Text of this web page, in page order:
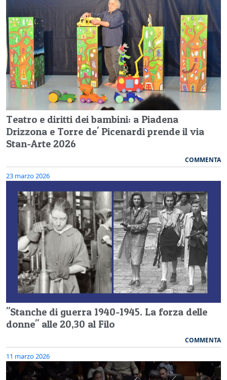
Teatro e diritti dei bambini: a Piadena
Drizzona e Torre de' Picenardi prende il via
Stan-Arte 2026
COMMENTA
23 marzo 2026
"Stanche di guerra 1940-1945. La forza delle
donne" alle 20,30 al Filo
COMMENTA
11 marzo 2026